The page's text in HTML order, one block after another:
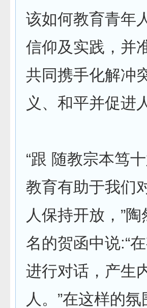
该如何教育青年
信仰及实践，并
共同携手化解冲
义、和平并促进
“跟 随教宗本笃
教育有助于我们
人保持开放，”
名的贺函中说:“
进行对话，产生
人。”在这样的